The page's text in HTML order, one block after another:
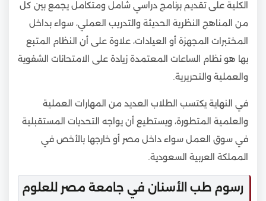
الكلية على تقديم برنامج دراسي شامل ومتكامل يجمع بين كل
من المناهج النظرية الحديثة والتدريب العملي، سواء بداخل
المختبرات المجهزة أو العيادات، علاوة على أن النظام المتبع
بها هو نظام الساعات المعتمدة زيادة على الامتحانات الشفوية
والعملية والتحريرية.
في النهاية يكتسب الطلاب العديد من المهارات العملية
والعلمية المتطورة، ويستطيع أن يواجه التحديات المستقبلية
في سوق العمل سواء داخل مصر أو خارجها بالأخص في
المملكة العربية السعودية.
رسوم طب الأسنان في جامعة مصر للعلوم